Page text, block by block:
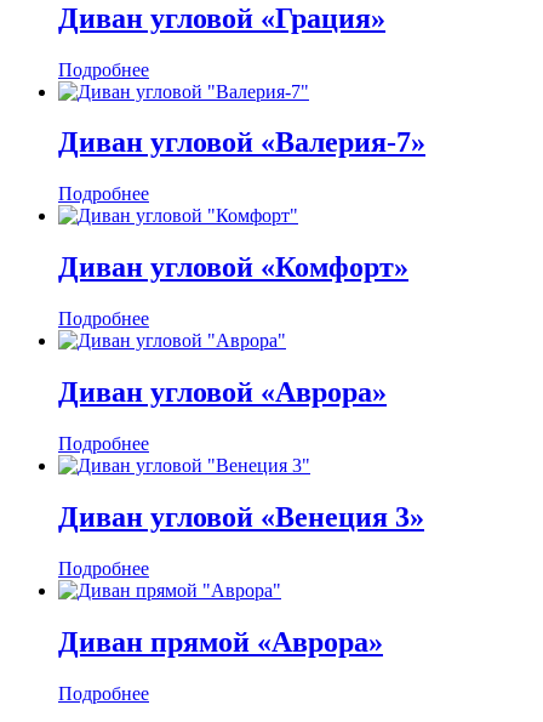
Диван угловой «Грация»
Подробнее
Диван угловой «Валерия-7»
Подробнее
Диван угловой «Комфорт»
Подробнее
Диван угловой «Аврора»
Подробнее
Диван угловой «Венеция 3»
Подробнее
Диван прямой «Аврора»
Подробнее